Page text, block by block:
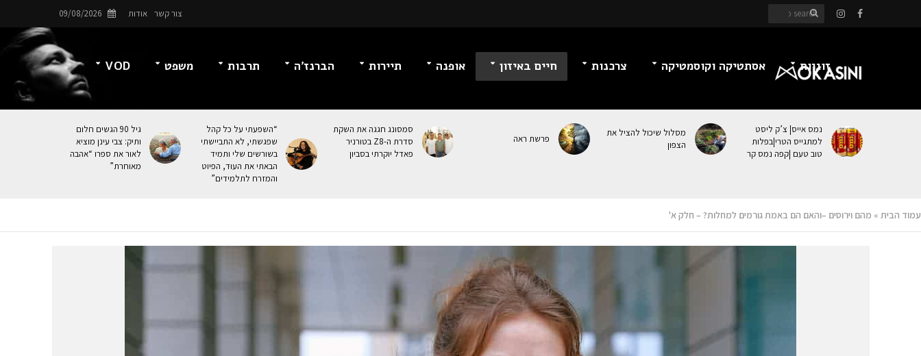
צור קשר אודות 09/08/2026
זוגיות אסתטיקה וקוסמטיקה צרכנות חיים באיזון אופנה תיירות הברנז’ה תרבות משפט VOD
נמס אייס| צ’ק ליסט
למתגייס הטרי|בפלות
טוב טעם |קפה נמס קר
מסלול שיכול להציל את
הצפון
פרשת ראה
סמסונג חגגה את השקת
סדרת ה-Z8 בטורניר
פאדל יוקרתי בסביון
“השפעתי על כל קהל
שפגשתי, לא התביישתי
בשורשים שלי ותמיד
הבאתי את העוּד, הפיוט
והמזרח לתלמידים”
גיל 90 הגשים חלום
ותיק: צבי עינן מוציא
לאור את ספרו “אהבה
מאוחרת”
עמוד הבית » מהם וירוסים –והאם הם באמת גורמים למחלות? – חלק א'